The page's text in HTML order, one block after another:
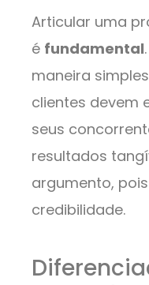
Articular uma
é fundamental
maneira
clientes devem
seus
resultados
argumento,
credibilidade.